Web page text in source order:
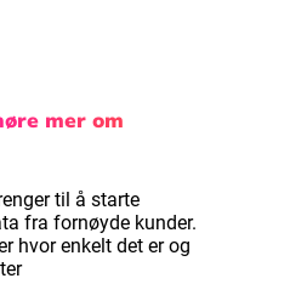
mer om
til å starte
fra fornøyde kunder.
hvor enkelt det er og